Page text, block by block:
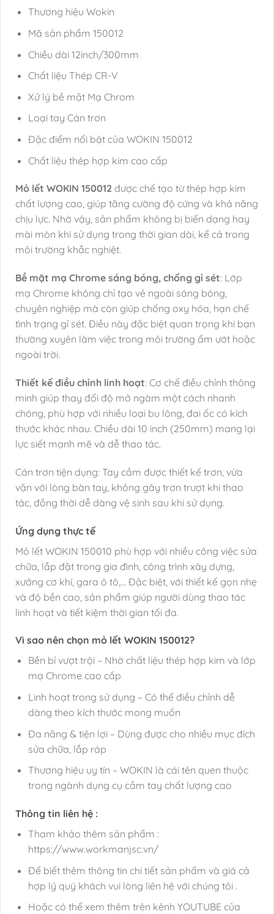
Thương hiệu Wokin
Mã sản phẩm 150012
Chiều dài 12inch/300mm
Chất liệu Thép CR-V
Xử lý bề mặt Mạ Chrom
Loại tay Cán trơn
Đặc điểm nổi bật của WOKIN 150012
Chất liệu thép hợp kim cao cấp
Mỏ lết WOKIN 150012 được chế tạo từ thép hợp kim
chất lượng cao, giúp tăng cường độ cứng và khả năng
chịu lực. Nhờ vậy, sản phẩm không bị biến dạng hay
mài mòn khi sử dụng trong thời gian dài, kể cả trong
môi trường khắc nghiệt.
Bề mặt mạ Chrome sáng bóng, chống gỉ sét: Lớp
mạ Chrome không chỉ tạo vẻ ngoài sáng bóng,
chuyên nghiệp mà còn giúp chống oxy hóa, hạn chế
tình trạng gỉ sét. Điều này đặc biệt quan trọng khi bạn
thường xuyên làm việc trong môi trường ẩm ướt hoặc
ngoài trời.
Thiết kế điều chỉnh linh hoạt: Cơ chế điều chỉnh thông
minh giúp thay đổi độ mở ngàm một cách nhanh
chóng, phù hợp với nhiều loại bu lông, đai ốc có kích
thước khác nhau. Chiều dài 10 inch (250mm) mang lại
lực siết mạnh mẽ và dễ thao tác.
Cán trơn tiện dụng: Tay cầm được thiết kế trơn, vừa
vặn với lòng bàn tay, không gây trơn trượt khi thao
tác, đồng thời dễ dàng vệ sinh sau khi sử dụng.
Ứng dụng thực tế
Mỏ lết WOKIN 150010 phù hợp với nhiều công việc sửa
chữa, lắp đặt trong gia đình, công trình xây dựng,
xưởng cơ khí, gara ô tô,… Đặc biệt, với thiết kế gọn nhẹ
và độ bền cao, sản phẩm giúp người dùng thao tác
linh hoạt và tiết kiệm thời gian tối đa.
Vì sao nên chọn mỏ lết WOKIN 150012?
Bền bỉ vượt trội – Nhờ chất liệu thép hợp kim và lớp
mạ Chrome cao cấp
Linh hoạt trong sử dụng – Có thể điều chỉnh dễ
dàng theo kích thước mong muốn
Đa năng & tiện lợi – Dùng được cho nhiều mục đích
sửa chữa, lắp ráp
Thương hiệu uy tín – WOKIN là cái tên quen thuộc
trong ngành dụng cụ cầm tay chất lượng cao
Thông tin liên hệ :
Tham khảo thêm sản phẩm :
https://www.workmanjsc.vn/
Để biết thêm thông tin chi tiết sản phẩm và giá cả
hợp lý quý khách vui lòng liên hệ với chúng tôi .
Hoặc có thể xem thêm trên kênh YOUTUBE của